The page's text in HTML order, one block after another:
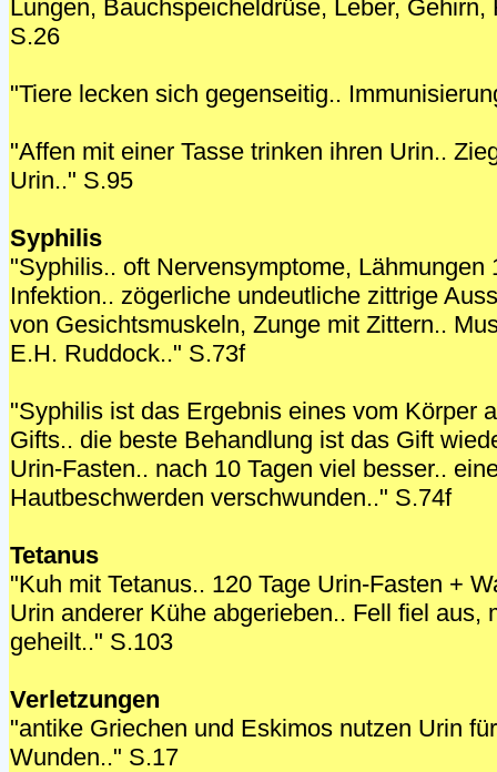
Lungen, Bauchspeicheldrüse, Leber,
S.26
"Tiere lecken sich gegenseitig..
"Affen mit einer Tasse trinken ihren Urin..
Urin.." S.95
Syphilis
"Syphilis.. oft Nervensymptome, Lähmungen
Infektion.. zögerliche undeutliche zittrige
von Gesichtsmuskeln, Zunge mit Zittern..
E.H. Ruddock.." S.73f
"Syphilis ist das Ergebnis eines vom Körper
Gifts.. die beste Behandlung ist das Gift
Urin-Fasten.. nach 10 Tagen viel besser..
Hautbeschwerden verschwunden.." S.74f
Tetanus
"Kuh mit Tetanus.. 120 Tage Urin-Fasten +
Urin anderer Kühe abgerieben.. Fell fiel aus,
geheilt.." S.103
Verletzungen
"antike Griechen und Eskimos nutzen Urin
Wunden.." S.17